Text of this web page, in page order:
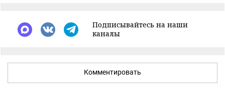
Подписывайтесь на наши
каналы
Комментировать